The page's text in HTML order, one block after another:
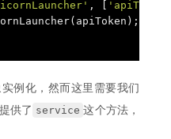
, [
'apiToken'
例化，然而这里需要我们
供了 service 这个方法，